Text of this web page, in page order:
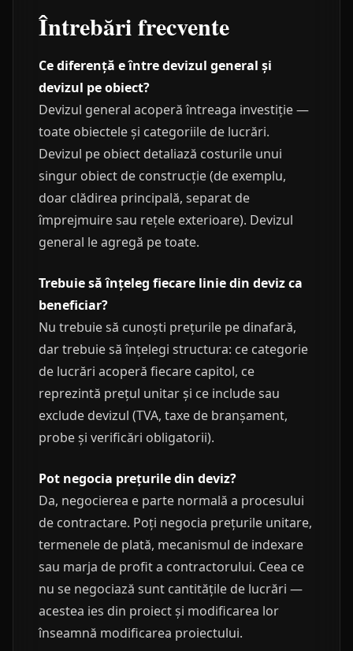
Întrebări frecvente
Ce diferență e între devizul general și
devizul pe obiect?
Devizul general acoperă întreaga investiție —
toate obiectele și categoriile de lucrări.
Devizul pe obiect detaliază costurile unui
singur obiect de construcție (de exemplu,
doar clădirea principală, separat de
împrejmuire sau rețele exterioare). Devizul
general le agregă pe toate.
Trebuie să înțeleg fiecare linie din deviz ca
beneficiar?
Nu trebuie să cunoști prețurile pe dinafară,
dar trebuie să înțelegi structura: ce categorie
de lucrări acoperă fiecare capitol, ce
reprezintă prețul unitar și ce include sau
exclude devizul (TVA, taxe de branșament,
probe și verificări obligatorii).
Pot negocia prețurile din deviz?
Da, negocierea e parte normală a procesului
de contractare. Poți negocia prețurile unitare,
termenele de plată, mecanismul de indexare
sau marja de profit a contractorului. Ceea ce
nu se negociază sunt cantitățile de lucrări —
acestea ies din proiect și modificarea lor
înseamnă modificarea proiectului.